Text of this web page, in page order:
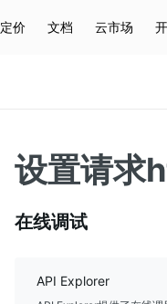
定价 文档 云市场
设置请求
在线调试
API Explorer